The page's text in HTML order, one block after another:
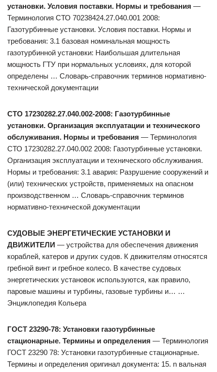
установки. Условия поставки. Нормы и требования —
Терминология СТО 70238424.27.040.001 2008:
Газотурбинные установки. Условия поставки. Нормы и
требования: 3.1 базовая номинальная мощность
газотурбинной установки: Наибольшая длительная
мощность ГТУ при нормальных условиях, для которой
определены … Словарь-справочник терминов нормативно-
технической документации
СТО 17230282.27.040.002-2008: Газотурбинные
установки. Организация эксплуатации и технического
обслуживания. Нормы и требования — Терминология
СТО 17230282.27.040.002 2008: Газотурбинные установки.
Организация эксплуатации и технического обслуживания.
Нормы и требования: 3.1 авария: Разрушение сооружений и
(или) технических устройств, применяемых на опасном
производственном … Словарь-справочник терминов
нормативно-технической документации
СУДОВЫЕ ЭНЕРГЕТИЧЕСКИЕ УСТАНОВКИ И
ДВИЖИТЕЛИ — устройства для обеспечения движения
кораблей, катеров и других судов. К движителям относятся
гребной винт и гребное колесо. В качестве судовых
энергетических установок используются, как правило,
паровые машины и турбины, газовые турбины и… …
Энциклопедия Кольера
ГОСТ 23290-78: Установки газотурбинные
стационарные. Термины и определения — Терминология
ГОСТ 23290 78: Установки газотурбинные стационарные.
Термины и определения оригинал документа: 15. n вальная